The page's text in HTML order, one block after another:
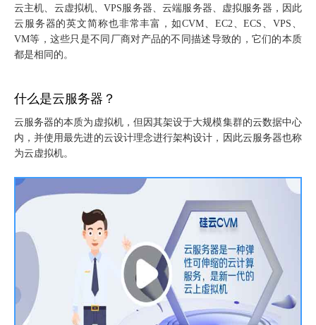
云主机、云虚拟机、VPS服务器、云端服务器、虚拟服务器，因此
云服务器的英文简称也非常丰富，如CVM、EC2、ECS、VPS、
VM等，这些只是不同厂商对产品的不同描述导致的，它们的本质
都是相同的。
什么是云服务器？
云服务器的本质为虚拟机，但因其架设于大规模集群的云数据中心
内，并使用最先进的云设计理念进行架构设计，因此云服务器也称
为云虚拟机。